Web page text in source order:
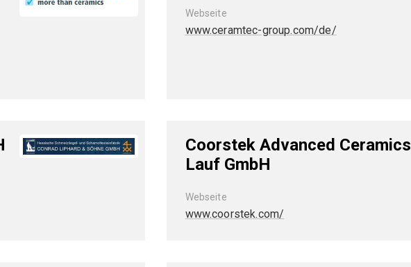
Webseite
www.ceramtec-group.com/de/
Coorstek Advanced Ceramics
Lauf GmbH
Webseite
www.coorstek.com/